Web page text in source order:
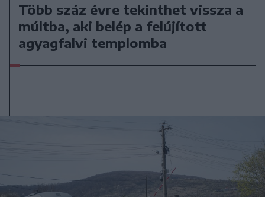
Több száz évre tekinthet vissza a
múltba, aki belép a felújított
agyagfalvi templomba